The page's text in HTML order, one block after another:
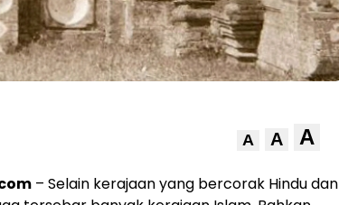
A A A
– Selain kerajaan yang bercorak Hindu dan